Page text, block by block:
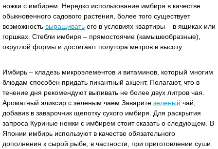
ножки с имбирем. Нередко использование имбиря в качестве
обыкновенного садового растения, более того существует
возможность выращивать его в условиях квартиры – в ящиках или
горшках. Стебли имбиря – прямостоячие (камышеобразные),
округлой формы и достигают полутора метров в высоту.
Имбирь – кладезь микроэлементов и витаминов, который многим
блюдам способен придать пикантный акцент. Полагают, что в
течение дня рекомендуют выпивать не более двух литров чая.
Ароматный эликсир с зеленым чаем Заварите зеленый чай,
добавив в заварочник щепотку сухого имбиря. Для раскрытия
запроса Куриные ножки с имбирем стоит сказать о следующем. В
Японии имбирь используют в качестве обязательного
дополнения к сырой рыбе, в частности, при приготовлении суши.